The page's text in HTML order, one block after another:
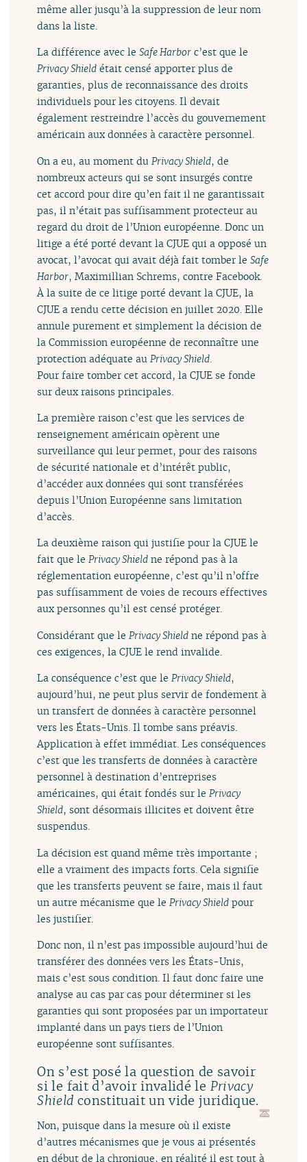
même aller jusqu’à la suppression de leur nom
dans la liste.
La différence avec leSafe Harbor c’est que le
Privacy Shield était censé apporter plus de
garanties, plus de reconnaissance des droits
individuels pour les citoyens. Il devait
également restreindre l’accès du gouvernement
américain aux données à caractère personnel.
On a eu, au moment du Privacy Shield, de
nombreux acteurs qui se sont insurgés contre
cet accord pour dire qu’en fait il ne garantissait
pas, il n’était pas suffisamment protecteur au
regard du droit de l’Union européenne. Donc un
litige a été porté devant la CJUE qui a opposé un
avocat, l’avocat qui avait déjà fait tomber leSafe
Harbor, Maximillian Schrems, contre Facebook.
À la suite de ce litige porté devant la CJUE, la
CJUE a rendu cette décision en juillet 2020. Elle
annule purement et simplement la décision de
la Commission européenne de reconnaître une
protection adéquate au Privacy Shield
Pour faire tomber cet accord, la CJUE se fonde
sur deux raisons principales.
La première raison c’est que les services de
renseignement américain opèrent une
surveillance qui leur permet, pour des raisons
de sécurité nationale et d’intérêt public,
d’accéder aux données qui sont transférées
depuis l’Union Européenne sans limitation
d’accès.
La deuxième raison qui justifie pour la CJUE le
fait que lePrivacy Shield ne répond pas à la
réglementation européenne, c’est qu’il n’offre
pas suffisamment de voies de recours effectives
aux personnes qu’il est censé protéger.
Considérant que le Privacy Shield ne répond pas à
ces exigences, la CJUE le rend invalide.
La conséquence c’est que lePrivacy Shield,
aujourd’hui, ne peut plus servir de fondement à
un transfert de données à caractère personnel
vers les États-Unis. Il tombe sans préavis.
Application à effet immédiat. Les conséquences
c’est que les transferts de données à caractère
personnel à destination d’entreprises
américaines, qui était fondés sur lePrivacy
Shield, sont désormais illicites et doivent être
suspendus.
La décision est quand même très importante ;
elle a vraiment des impacts forts. Cela signifie
que les transferts peuvent se faire, mais il faut
un autre mécanisme que le Privacy Shield pour
les justifier.
Donc non, il n’est pas impossible aujourd’hui de
transférer des données vers les États-Unis,
mais c’est sous condition. Il faut donc faire une
analyse au cas par cas pour déterminer si les
garanties qui sont proposées par un importateur
implanté dans un pays tiers de l’Union
européenne sont suffisantes.
On s’est posé la question de savoir
si le fait d’avoir invalidé le Privacy
Shield constituait un vide juridique.
Non, puisque dans la mesure où il existe
d’autres mécanismes que je vous ai présentés
en début de la chronique, en réalité il est tout à